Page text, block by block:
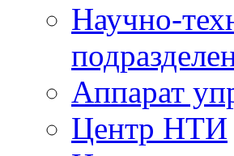
Научно-
Аппарат
Центр НТИ